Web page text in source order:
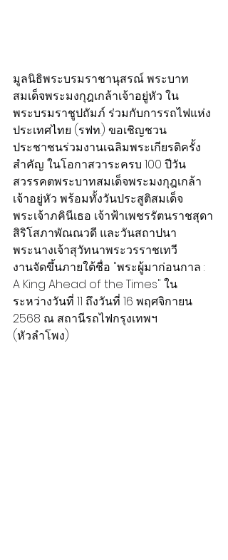
มูลนิธิพระบรมราชานุสรณ์ พระบาท
สมเด็จพระมงกุฎเกล้าเจ้าอยู่หัว ใน
พระบรมราชูปถัมภ์ ร่วมกับการรถไฟแห่ง
ประเทศไทย (รฟท.) ขอเชิญชวน
ประชาชนร่วมงานเฉลิมพระเกียรติครั้ง
สำคัญ ในโอกาสวาระครบ 100 ปีวัน
สวรรคตพระบาทสมเด็จพระมงกุฎเกล้า
เจ้าอยู่หัว พร้อมทั้งวันประสูติสมเด็จ
พระเจ้าภคินีเธอ เจ้าฟ้าเพชรรัตนราชสุดา
สิริโสภาพัณณวดี และวันสถาปนา
พระนางเจ้าสุวัทนาพระวรราชเทวี
งานจัดขึ้นภายใต้ชื่อ "พระผู้มาก่อนกาล :
A King Ahead of the Times" ใน
ระหว่างวันที่ 11 ถึงวันที่ 16 พฤศจิกายน
2568 ณ สถานีรถไฟกรุงเทพฯ
(หัวลำโพง)